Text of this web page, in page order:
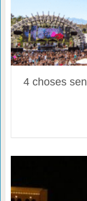
4 choses